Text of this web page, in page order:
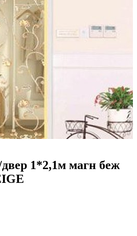
1*2,1м магн беж